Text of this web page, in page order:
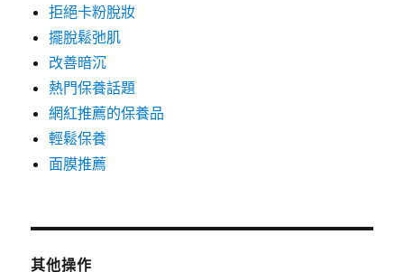
拒絕卡粉脫妝
擺脫鬆弛肌
改善暗沉
熱門保養話題
網紅推薦的保養品
輕鬆保養
面膜推薦
其他操作